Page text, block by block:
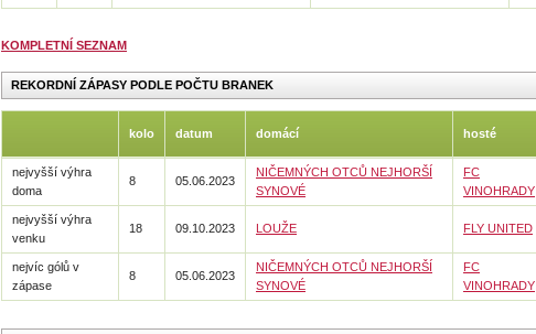
KOMPLETNÍ SEZNAM
REKORDNÍ ZÁPASY PODLE POČTU BRANEK
kolo datum domácí hosté
nejvyšší výhra
doma
8 05.06.2023
NIČEMNÝCH OTCŮ NEJHORŠÍ
SYNOVÉ
FC
VINOHRADY
nejvyšší výhra
venku
18 09.10.2023 LOUŽE FLY UNITED
nejvíc gólů v
zápase
8 05.06.2023
NIČEMNÝCH OTCŮ NEJHORŠÍ
SYNOVÉ
FC
VINOHRADY